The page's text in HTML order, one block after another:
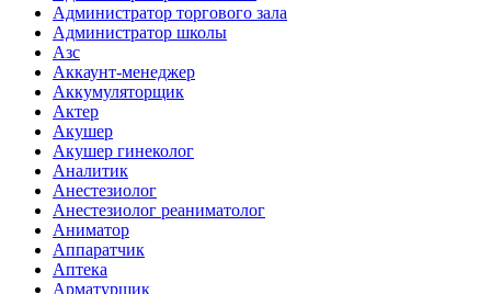
Администратор торгового зала
Администратор школы
Азс
Аккаунт-менеджер
Аккумуляторщик
Актер
Акушер
Акушер гинеколог
Аналитик
Анестезиолог
Анестезиолог реаниматолог
Аниматор
Аппаратчик
Аптека
Арматурщик